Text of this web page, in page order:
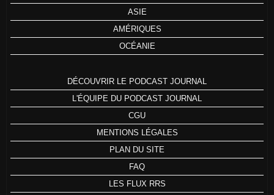
ASIE
AMÉRIQUES
OCÉANIE
DÉCOUVRIR LE PODCAST JOURNAL
L'ÉQUIPE DU PODCAST JOURNAL
CGU
MENTIONS LÉGALES
PLAN DU SITE
FAQ
LES FLUX RRS